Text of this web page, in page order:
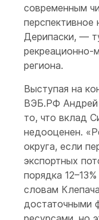
современным
Дерипаски, —
рекреационно-
региона.
Выступая на
ВЭБ.РФ Андрей
то, что вклад
недооценен.
округа, если
экспортных
порядка
словам
достаточными